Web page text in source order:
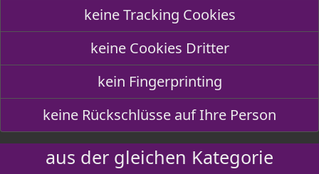
keine Tracking Cookies
keine Cookies Dritter
kein Fingerprinting
keine Rückschlüsse auf Ihre Person
aus der gleichen Kategorie